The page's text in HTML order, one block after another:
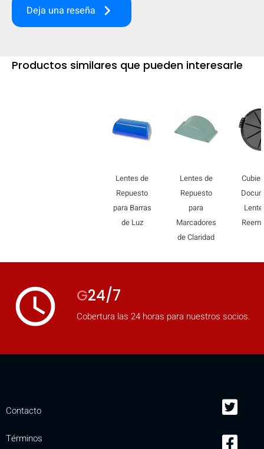
keyboard_arrow_downOCULTAR
mobile_display_warn Please
turn your phone to ]
Deja una reseña keyboard_arrow_right
Productos similares que pueden interesarle
Lentes de
Repuesto
para Barras
de Luz
Lentes de
Repuesto
para
Marcadores
de Claridad
access_time G24/7
Cobertura las 24 horas para nuestros socios.
Contacto
Términos